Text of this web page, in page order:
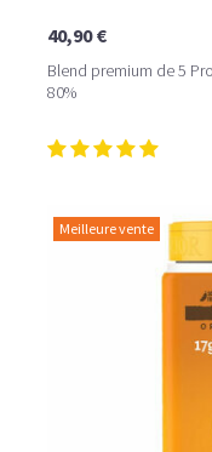
40,90 €
Blend premium de 5
80%
Meilleure vente